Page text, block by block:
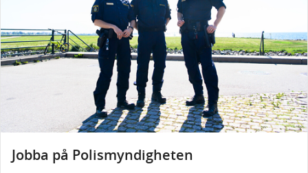
Jobba på Polismyndigheten